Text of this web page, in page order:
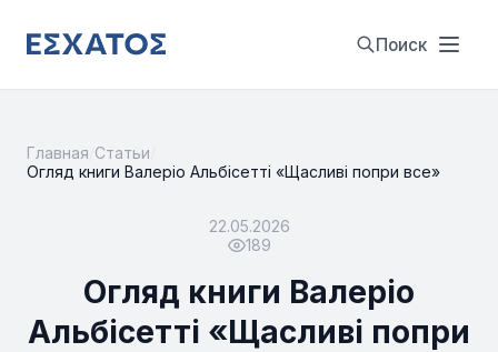
Поиск
Главная Статьи
Огляд книги Валеріо Альбісетті «Щасливі попри все»
22.05.2026
189
Огляд книги Валеріо
Альбісетті «Щасливі попри